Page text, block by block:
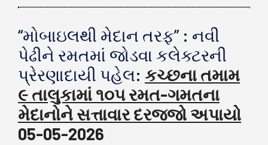
“મોબાઇલથી મેદાન તરફ” : નવી
પેઢીને રમતમાં જોડવા કલેક્ટરની
પ્રેરણાદાયી પહેલ: કચ્છના તમામ
૯ તાલુકામાં ૧૦૫ રમત-ગમતના
મેદાનોને સત્તાવાર દરજ્જો અપાયો
05-05-2026